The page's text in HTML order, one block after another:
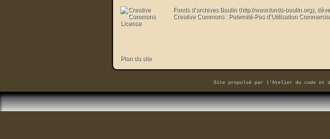
Fonds d’archives Baulin (http://www.fonds-baulin.org),
Creative Commons : Paternité-Pas d’Utilisation
Plan du site
Site propulsé par l'Atelier du code et